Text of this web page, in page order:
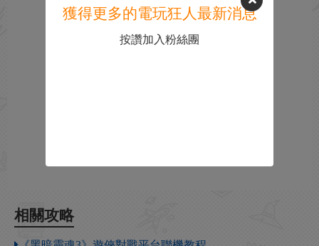
相關攻略
獲得更多的電玩狂人最新消息
按讚加入粉絲團